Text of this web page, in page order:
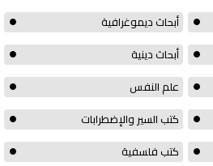
أبحاث ديموغرافية
أبحاث دينية
علم النفس
كتب السير والإضطرابات
كتب فلسفية